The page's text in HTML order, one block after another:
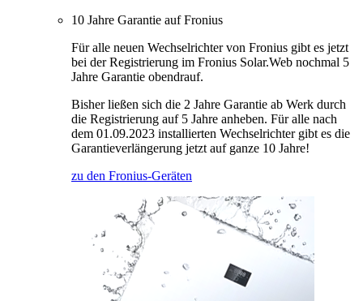
10 Jahre Garantie auf Fronius
Für alle neuen Wechselrichter von Fronius gibt es jetzt
bei der Registrierung im Fronius Solar.Web nochmal 5
Jahre Garantie obendrauf.
Bisher ließen sich die 2 Jahre Garantie ab Werk durch
die Registrierung auf 5 Jahre anheben. Für alle nach
dem 01.09.2023 installierten Wechselrichter gibt es die
Garantieverlängerung jetzt auf ganze 10 Jahre!
zu den Fronius-Geräten